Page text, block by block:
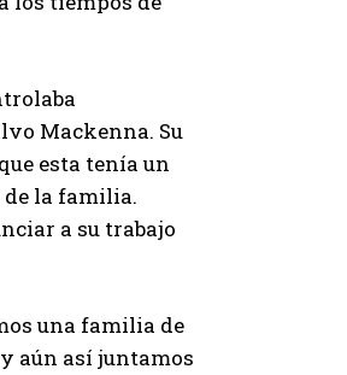
Mackenna. Su
esta tenía un
de la familia.
a su trabajo
una familia de
aún así juntamos